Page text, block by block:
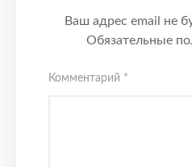
Ваш адрес email не
Обязательные
Комментарий *